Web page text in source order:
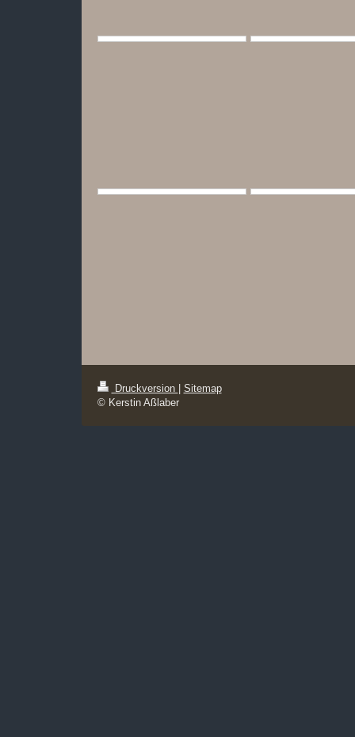
Druckversion | Sitemap
© Kerstin Aßlaber